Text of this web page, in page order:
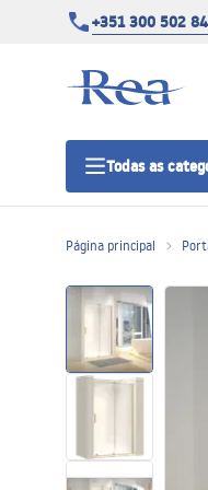
+351 300 502
Todas as
outras
Portas de
Sumidouros
Página principal